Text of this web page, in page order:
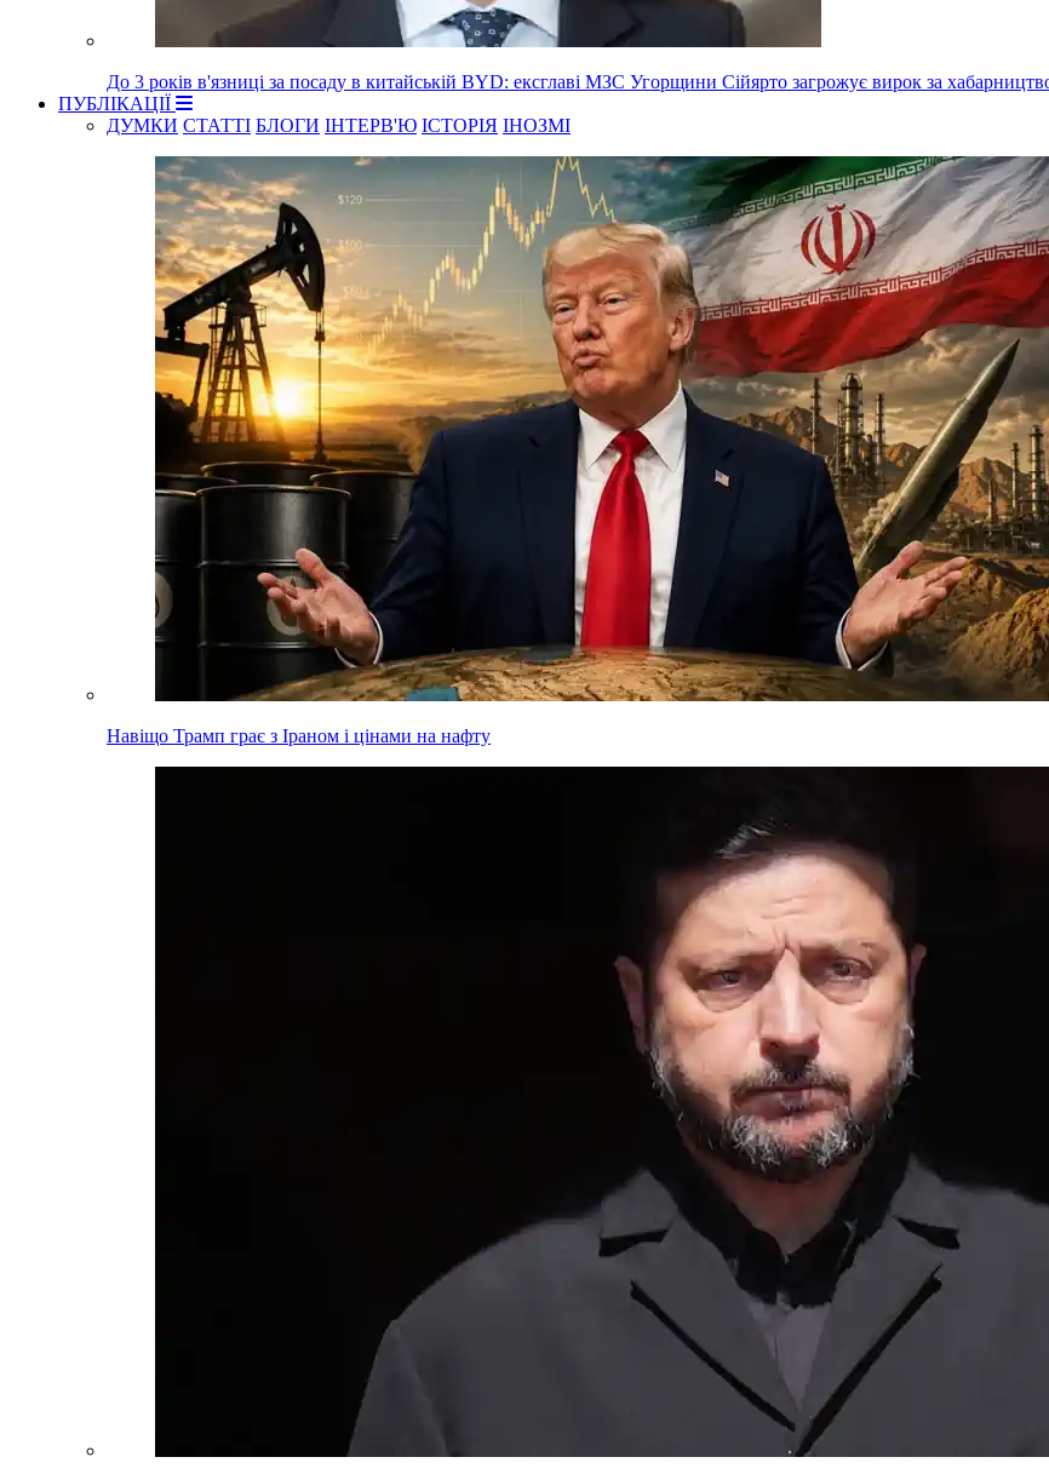
До 3 років в'язниці за посаду в китайській BYD: ексглаві МЗС Угорщини Сійярто загрожує вирок за
ПУБЛІКАЦІЇ
ДУМКИ СТАТТІ БЛОГИ ІНТЕРВ'Ю ІСТОРІЯ ІНОЗМІ
Навіщо Трамп грає з Іраном і цінами на нафту